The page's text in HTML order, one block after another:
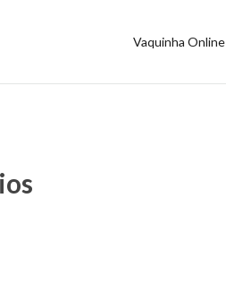
Vaquinha Online